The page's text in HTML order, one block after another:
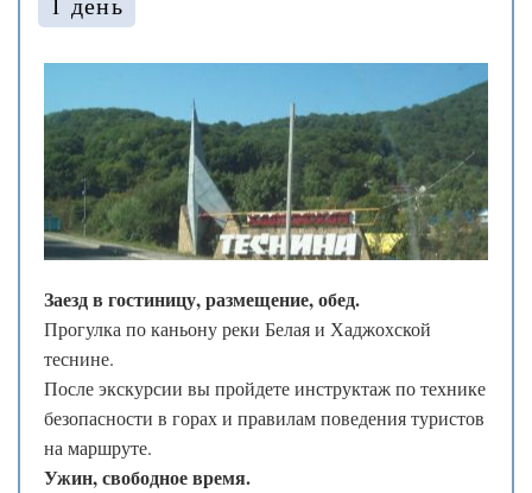
❆
❄
.
❄ ❅ *
.
❅
❄
❆
❆
❆
❄
❆
.
❄
❅ ❆
.
.
❆
❄ *
.
❅
❅ ❄
❆
Заезд в гостиницу, размещение, обед.
Прогулка по каньону реки Белая и Хаджохской
теснине.
После экскурсии вы пройдете инструктаж по технике
безопасности в горах и правилам поведения туристов
на маршруте.
Ужин, свободное время.